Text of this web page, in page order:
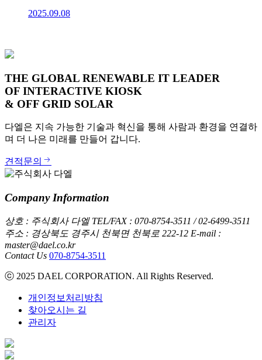
2025.09.08
THE GLOBAL RENEWABLE IT LEADER
OF INTERACTIVE KIOSK
& OFF GRID SOLAR
다엘은 지속 가능한 기술과 혁신을 통해 사람과 환경을 연결하
며 더 나은 미래를 만들어 갑니다.
견적문의
Company Information
상호 : 주식회사 다엘 TEL/FAX : 070-8754-3511 / 02-6499-3511
주소 : 경상북도 경주시 천북면 천북로 222-12 E-mail :
master@dael.co.kr
Contact Us 070-8754-3511
ⓒ 2025 DAEL CORPORATION. All Rights Reserved.
개인정보처리방침
찾아오시는 길
관리자